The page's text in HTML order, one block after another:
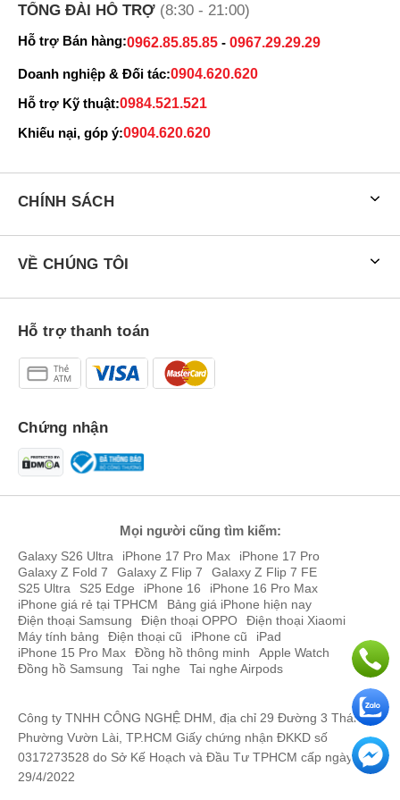
TỔNG ĐÀI HỖ TRỢ (8:30 - 21:00)
Hỗ trợ Bán hàng:0962.85.85.85 - 0967.29.29.29
Doanh nghiệp & Đối tác:0904.620.620
Hỗ trợ Kỹ thuật:0984.521.521
Khiếu nại, góp ý:0904.620.620
CHÍNH SÁCH
VỀ CHÚNG TÔI
Hỗ trợ thanh toán
Chứng nhận
Mọi người cũng tìm kiếm:
Galaxy S26 Ultra iPhone 17 Pro Max
iPhone 17 Pro
Galaxy Z Fold 7
Galaxy Z Flip 7
Galaxy Z Flip 7 FE
S25 Ultra
S25 Edge iPhone 16
iPhone 16 Pro Max
iPhone giá rẻ tại TPHCM
Bảng giá iPhone hiện nay
Điện thoại Samsung
Điện thoại OPPO
Điện thoại Xiaomi
Máy tính bảng
Điện thoại cũ iPhone cũ
iPad
iPhone 15 Pro Max
Đồng hồ thông minh
Apple Watch
Đồng hồ Samsung
Tai nghe Tai nghe Airpods
Công ty TNHH CÔNG NGHỆ DHM, địa chỉ 29 Đường 3 Tháng 2,
Phường Vườn Lài, TP.HCM Giấy chứng nhận ĐKKD số
0317273528 do Sở Kế Hoạch và Đầu Tư TPHCM cấp ngày
29/4/2022